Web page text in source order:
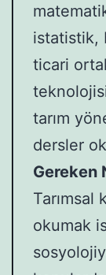
istatistik,
ticari
tarım
dersler
Gereken
Tarımsal
okumak